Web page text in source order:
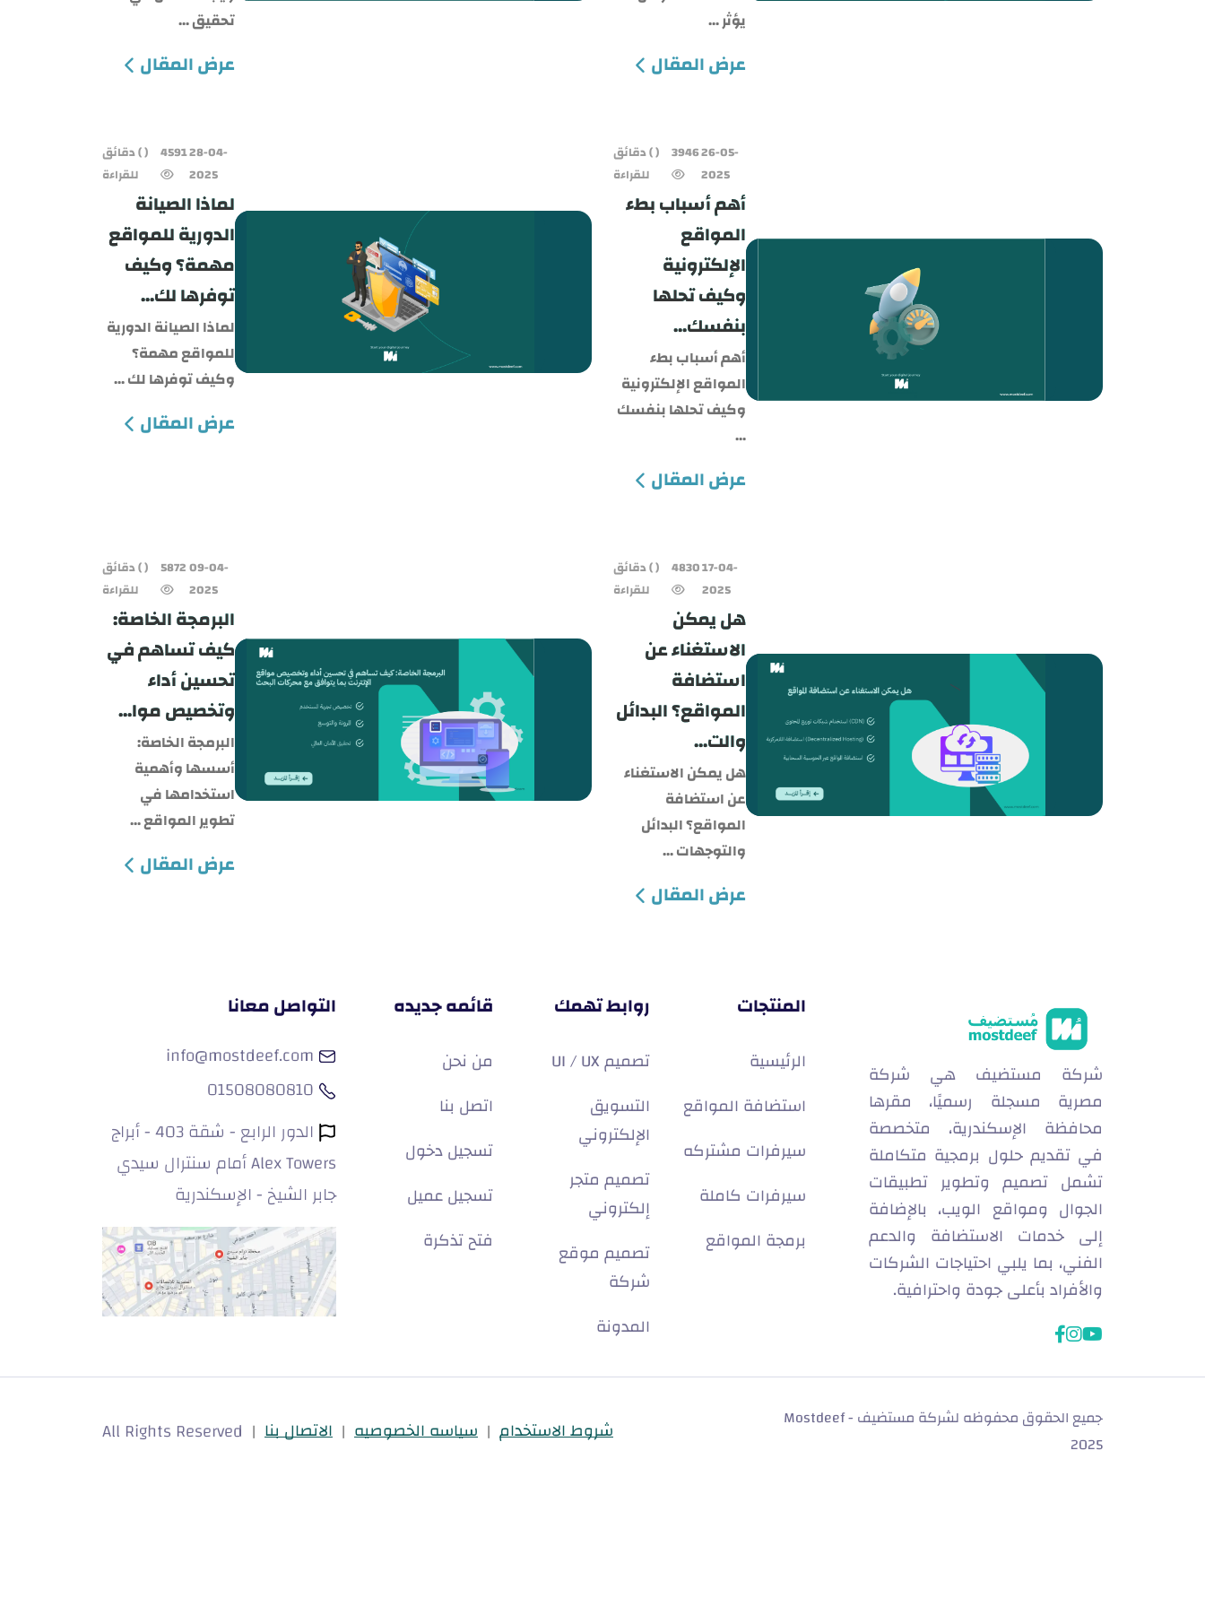
يؤثر ...
عرض المقال
تحقيق ...
عرض المقال
26-05-
2025
3946 ( ) دقائق
للقراءة
أهم أسباب بطء
المواقع
الإلكترونية
وكيف تحلها
بنفسك...
أهم أسباب بطء
المواقع الإلكترونية
وكيف تحلها بنفسك
...
عرض المقال
28-04-
2025
4591 ( ) دقائق
للقراءة
لماذا الصيانة
الدورية للمواقع
مهمة؟ وكيف
توفرها لك...
لماذا الصيانة الدورية
للمواقع مهمة؟
وكيف توفرها لك ...
عرض المقال
17-04-
2025
4830 ( ) دقائق
للقراءة
هل يمكن
الاستغناء عن
استضافة
المواقع؟ البدائل
والت...
هل يمكن الاستغناء
عن استضافة
المواقع؟ البدائل
والتوجهات ...
عرض المقال
09-04-
2025
5872 ( ) دقائق
للقراءة
البرمجة الخاصة:
كيف تساهم في
تحسين أداء
وتخصيص موا...
البرمجة الخاصة:
أسسها وأهمية
استخدامها في
تطوير المواقع ...
عرض المقال
شركة مستضيف هي شركة
مصرية مسجلة رسميًا، مقرها
محافظة الإسكندرية، متخصصة
في تقديم حلول برمجية متكاملة
تشمل تصميم وتطوير تطبيقات
الجوال ومواقع الويب، بالإضافة
إلى خدمات الاستضافة والدعم
الفني، بما يلبي احتياجات الشركات
والأفراد بأعلى جودة واحترافية.
instagram
youtube
المنتجات
الرئيسية
استضافة المواقع
سيرفرات مشتركه
سيرفرات كاملة
برمجة المواقع
روابط تهمك
تصميم UI / UX
التسويق
الإلكتروني
تصميم متجر
إلكتروني
تصميم موقع
شركة
المدونة
قائمه جديده
من نحن
اتصل بنا
تسجيل دخول
تسجيل عميل
فتح تذكرة
التواصل معانا
الدور الرابع - شقة 403 - أبراج
Alex Towers أمام سنترال سيدي
جابر الشيخ - الإسكندرية
جميع الحقوق محفوظه لشركة مستضيف - Mostdeef
2025
All Rights Reserved شروط الاستخدام سياسه الخصوصيه الاتصال بنا